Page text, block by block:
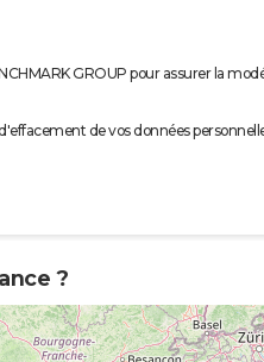
GROUP pour assurer la
de vos données
?